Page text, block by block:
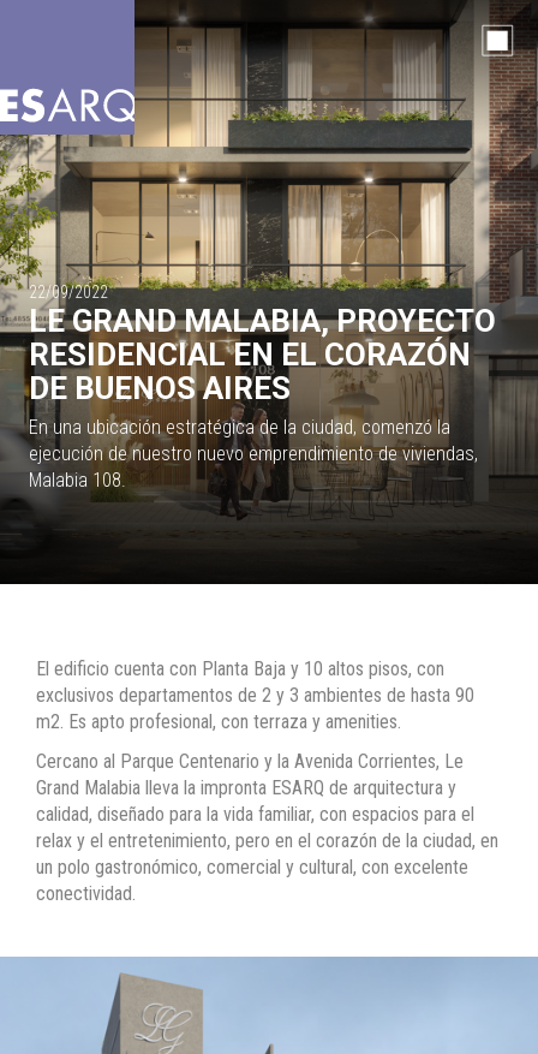
22/09/2022
LE GRAND MALABIA, PROYECTO
RESIDENCIAL EN EL CORAZÓN
DE BUENOS AIRES
En una ubicación estratégica de la ciudad, comenzó la
ejecución de nuestro nuevo emprendimiento de viviendas,
Malabia 108.
El edificio cuenta con Planta Baja y 10 altos pisos, con
exclusivos departamentos de 2 y 3 ambientes de hasta 90
m2. Es apto profesional, con terraza y amenities.
Cercano al Parque Centenario y la Avenida Corrientes, Le
Grand Malabia lleva la impronta ESARQ de arquitectura y
calidad, diseñado para la vida familiar, con espacios para el
relax y el entretenimiento, pero en el corazón de la ciudad, en
un polo gastronómico, comercial y cultural, con excelente
conectividad.